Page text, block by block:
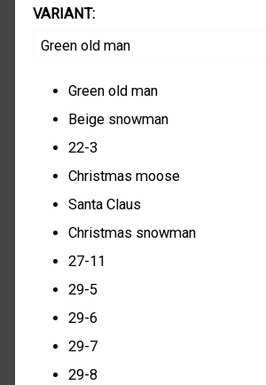
VARIANT:
Green old man
Beige snowman
22-3
Christmas moose
Santa Claus
Christmas snowman
27-11
29-5
29-6
29-7
29-8